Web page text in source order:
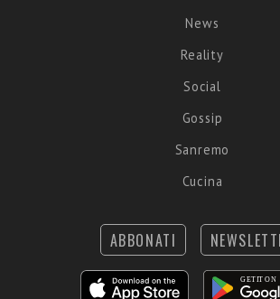
News
Reality
Social
Gossip
Sanremo
Cucina
ABBONATI